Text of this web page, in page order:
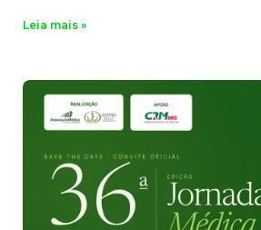
Leia mais »